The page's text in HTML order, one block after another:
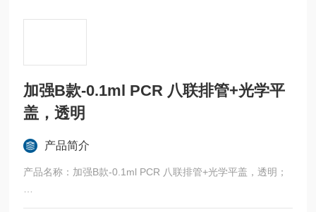
加强B款-0.1ml PCR 八联排管+光学平
盖，透明
产品简介
产品名称：加强B款-0.1ml PCR 八联排管+光学平盖，透明；
产品品牌：BBSP；